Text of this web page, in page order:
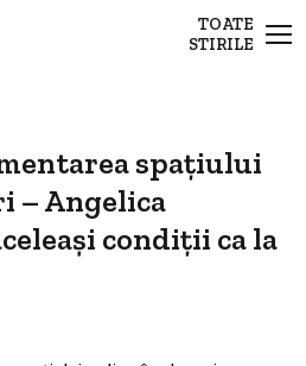
TOATE
STIRILE
spațiului
– Angelica
condiții ca la